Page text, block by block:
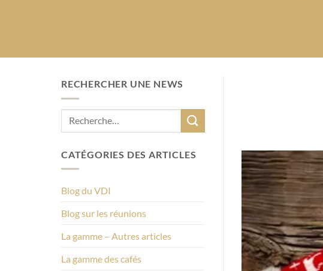
RECHERCHER UNE NEWS
CATÉGORIES DES ARTICLES
Blog du VDI
Blog sur les réunions
La gamme – Autres articles
La gamme des cafés